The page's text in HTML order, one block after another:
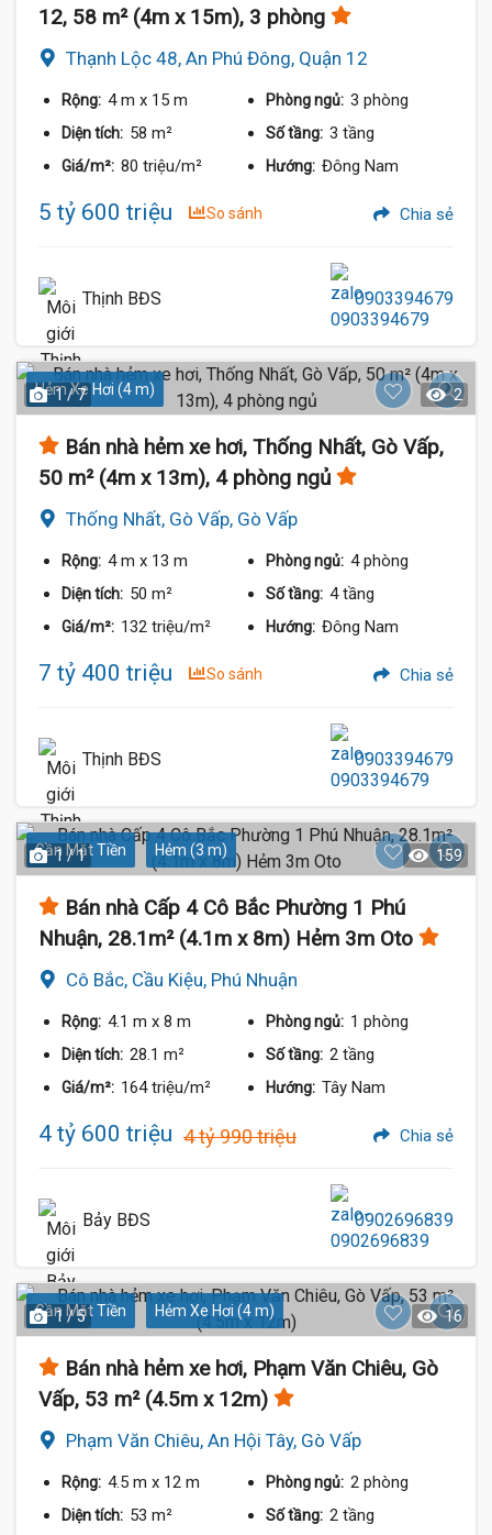
12, 58 m² (4m x 15m), 3 phòng
Thạnh Lộc 48, An Phú Đông, Quận 12
Rộng: 4 m x 15 m Phòng ngủ: 3 phòng
Diện tích: 58 m² Số tầng: 3 tầng
Giá/m²: 80 triệu/m² Hướng: Đông Nam
5 tỷ 600 triệu So sánh Chia sẻ
Thịnh BĐS 0903394679
Hẻm Xe Hơi (4 m)
1 / 7 2
Bán nhà hẻm xe hơi, Thống Nhất, Gò Vấp,
50 m² (4m x 13m), 4 phòng ngủ
Thống Nhất, Gò Vấp, Gò Vấp
Rộng: 4 m x 13 m Phòng ngủ: 4 phòng
Diện tích: 50 m² Số tầng: 4 tầng
Giá/m²: 132 triệu/m² Hướng: Đông Nam
7 tỷ 400 triệu So sánh Chia sẻ
Thịnh BĐS 0903394679
Gần Mặt Tiền Hẻm (3 m)
1 / 1 159
Bán nhà Cấp 4 Cô Bắc Phường 1 Phú
Nhuận, 28.1m² (4.1m x 8m) Hẻm 3m Oto
Cô Bắc, Cầu Kiệu, Phú Nhuận
Rộng: 4.1 m x 8 m Phòng ngủ: 1 phòng
Diện tích: 28.1 m² Số tầng: 2 tầng
Giá/m²: 164 triệu/m² Hướng: Tây Nam
4 tỷ 600 triệu 4 tỷ 990 triệu Chia sẻ
Bảy BĐS 0902696839
Gần Mặt Tiền Hẻm Xe Hơi (4 m)
1 / 5 16
Bán nhà hẻm xe hơi, Phạm Văn Chiêu, Gò
Vấp, 53 m² (4.5m x 12m)
Phạm Văn Chiêu, An Hội Tây, Gò Vấp
Rộng: 4.5 m x 12 m Phòng ngủ: 2 phòng
Diện tích: 53 m² Số tầng: 2 tầng